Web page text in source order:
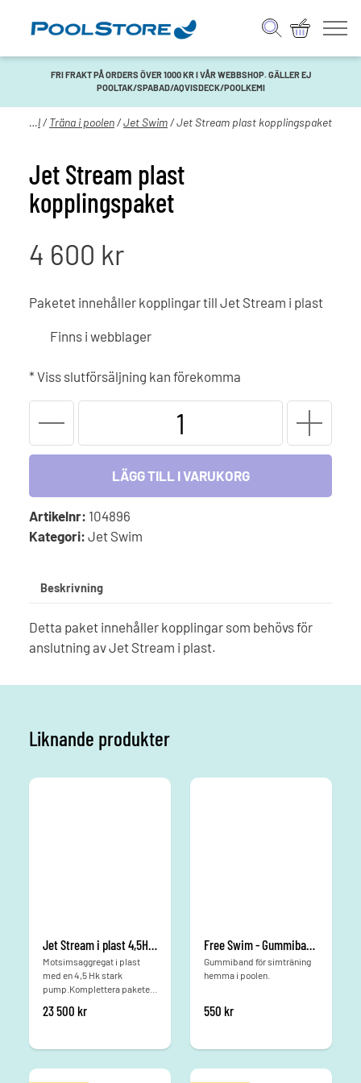
FRI FRAKT PÅ ORDERS ÖVER 1000 KR I VÅR WEBBSHOP. GÄLLER EJ
POOLTAK/SPABAD/AQVISDECK/POOLKEMI
Pool/Träna i poolen/Jet Swim/ Jet Stream plast kopplingspaket
Jet Stream plast
kopplingspaket
4 600 kr
Paketet innehåller kopplingar till Jet Stream i plast
Finns i webblager
* Viss slutförsäljning kan förekomma
plast
kopplingspaket
mängd
LÄGG TILL I VARUKORG
Artikelnr: 104896
Kategori: Jet Swim
Beskrivning
Detta paket innehåller kopplingar som behövs för
anslutning av Jet Stream i plast.
Liknande produkter
Jet Stream i plast 4,5Hk linerpool
Motsimsaggregat i plast
med en 4,5 Hk stark
pump.Komplettera paketet
m PVC-rör 63mm samt 1m
23 500 kr
Free Swim - Gummiband för simträning
Gummiband för simträning
hemma i poolen.
550 kr